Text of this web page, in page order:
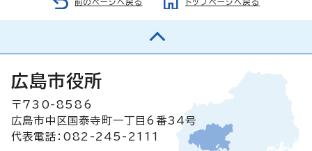
広島市役所
〒730-8586
広島市中区国泰寺町一丁目6番34号
代表電話：082-245-2111